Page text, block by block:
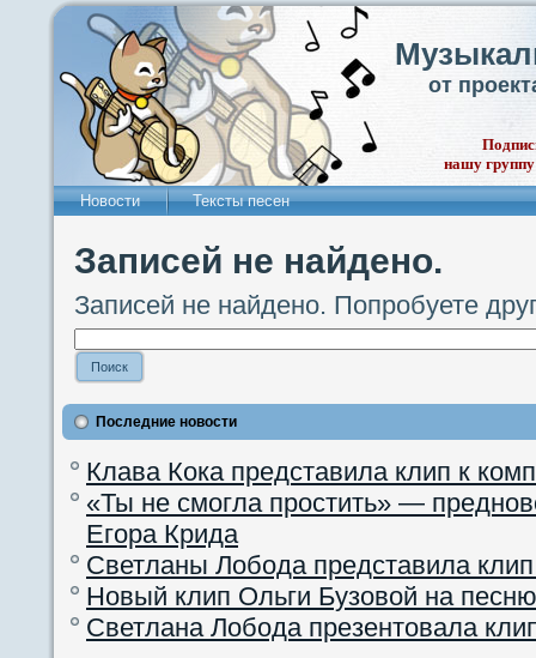
от
нашу
Новости Тексты песен
Записей не найдено.
Записей не найдено. Попробуете
Последние новости
Клава Кока представила клип к
«Ты не смогла простить» —
Егора Крида
Светланы Лобода представила
Новый клип Ольги Бузовой на
Светлана Лобода презентовала